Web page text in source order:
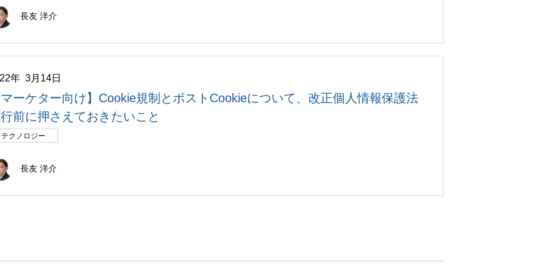
長友 洋介
年 3月14日
ーケター向け】Cookie規制とポストCookieについて、改正個人情報保護法
前に押さえておきたいこと
テクノロジー
長友 洋介